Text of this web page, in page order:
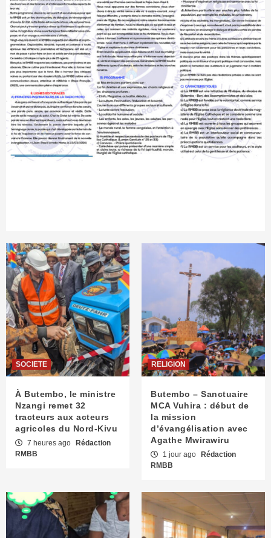
SOCIETE
À Butembo, le ministre
Nzangi remet 32
tracteurs aux acteurs
agricoles du Nord-Kivu
7 heures ago
Rédaction
RMBB
RELIGION
Butembo – Sanctuaire
MCA Vuhira : début de
la mission
d’évangélisation avec
Agathe Mwirawiru
1 jour ago
Rédaction
RMBB